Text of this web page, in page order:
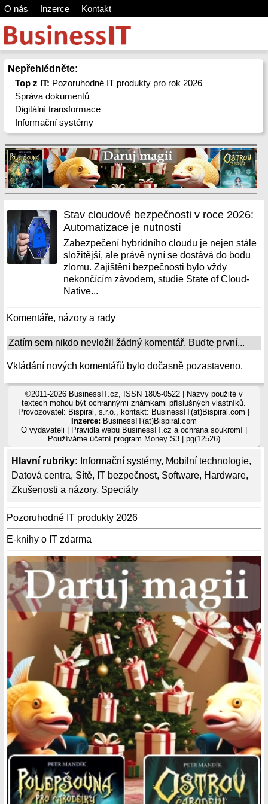
O nás Inzerce Kontakt
Nepřehlédněte:
Top z IT: Pozoruhodné IT produkty pro rok 2026
Správa dokumentů
Digitální transformace
Informační systémy
Hlavní rubriky: Informační systémy, Mobilní technologie,
Datová centra, Sítě, IT bezpečnost, Software, Hardware,
Zkušenosti a názory, Speciály
Pozoruhodné IT produkty 2026
E-knihy o IT zdarma
Stav cloudové bezpečnosti v roce 2026:
Automatizace je nutností
Zabezpečení hybridního cloudu je nejen stále
složitější, ale právě nyní se dostává do bodu
zlomu. Zajištění bezpečnosti bylo vždy
nekončícím závodem, studie State of Cloud-
Native...
Komentáře, názory a rady
Zatím sem nikdo nevložil žádný komentář. Buďte první...
Vkládání nových komentářů bylo dočasně pozastaveno.
©2011-2026 BusinessIT.cz, ISSN 1805-0522 | Názvy použité v
textech mohou být ochrannými známkami příslušných vlastníků.
Provozovatel: Bispiral, s.r.o., kontakt: BusinessIT(at)Bispiral.com |
Inzerce: BusinessIT(at)Bispiral.com
O vydavateli
Pravidla webu BusinessIT.cz a ochrana soukromí|
Používáme účetní program Money S3| pg(12526)